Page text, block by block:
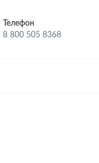
Телефон
8 800 505 8368